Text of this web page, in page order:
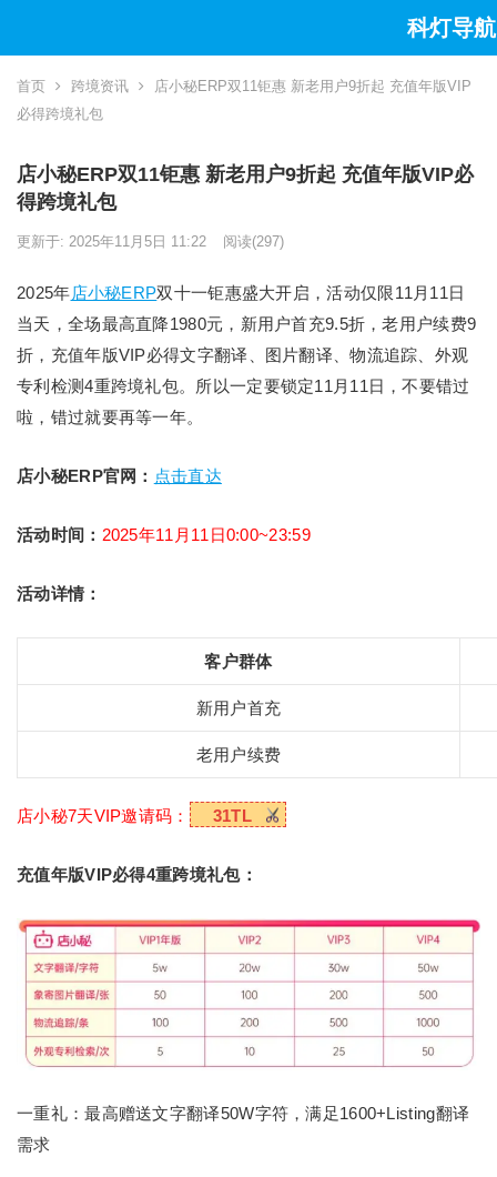
首页 跨境资讯
店小秘ERP双11钜惠 新老用户9折起 充值年版VIP
必得跨境礼包
店小秘ERP双11钜惠 新老用户9折起 充值年版VIP必
得跨境礼包
更新于: 2025年11月5日 11:22 阅读(297)
2025年店小秘ERP双十一钜惠盛大开启，活动仅限11月11日
当天，全场最高直降1980元，新用户首充9.5折，老用户续费9
折，充值年版VIP必得文字翻译、图片翻译、物流追踪、外观
专利检测4重跨境礼包。所以一定要锁定11月11日，不要错过
啦，错过就要再等一年。
店小秘ERP官网： 点击直达
活动时间： 2025年11月11日0:00~23:59
活动详情：
客户群体
新用户首充
老用户续费
店小秘7天VIP邀请码： 31TL
充值年版VIP必得4重跨境礼包：
一重礼：最高赠送文字翻译50W字符，满足1600+Listing翻译
需求
科灯导航